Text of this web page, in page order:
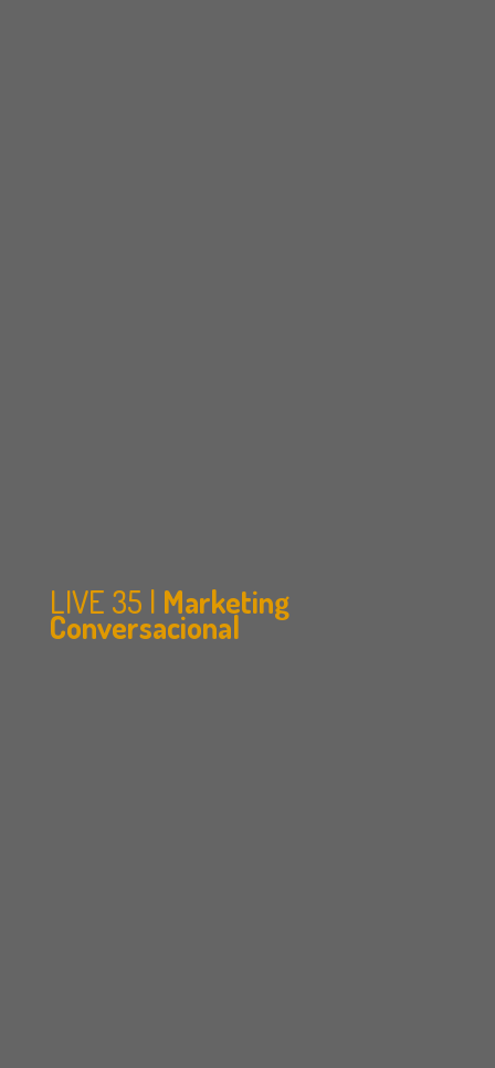
LIVE 35 | Marketing
Conversacional